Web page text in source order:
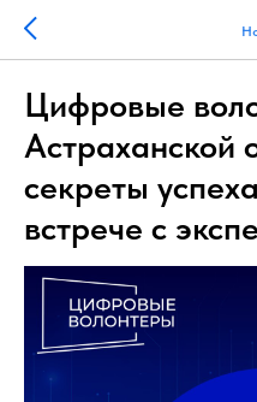
Цифровые
Астраханской
секреты
встрече с